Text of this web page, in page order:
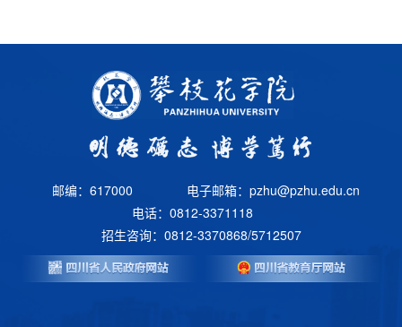
邮编：617000
电子邮箱：pzhu@pzhu.edu.cn
电话：0812-3371118
招生咨询：0812-3370868/5712507